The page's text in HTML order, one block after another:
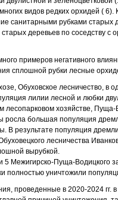
видов редких орхидей (
санитарными рубками старых
старых деревьев по соседству
примеров негативного
сплошной рубки лесные
Обуховское лесничество, в
лилии лесной и любки
лесопарковом хозяйстве, Пуща-
росла большая популяция
В результате популяция
лесничества
вырубкой.
и 5 Межигирско-Пуща-
полностью уничтожили
проведенные в 2020-2024 гг.